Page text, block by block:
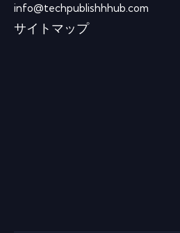
info@techpublishhhub.com
サイトマップ